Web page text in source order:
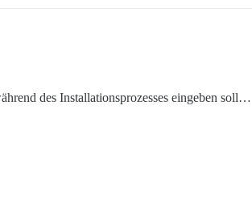
des Installationsprozesses eingeben soll…